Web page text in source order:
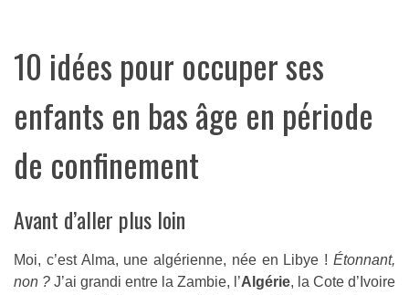
10 idées pour occuper ses
enfants en bas âge en période
de confinement
Avant d’aller plus loin
Moi, c’est Alma, une algérienne, née en Libye ! Étonnant,
non ? J’ai grandi entre la Zambie, l’Algérie, la Cote d’Ivoire